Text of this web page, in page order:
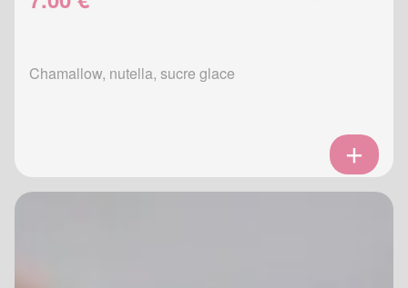
Chamallow, nutella, sucre glace